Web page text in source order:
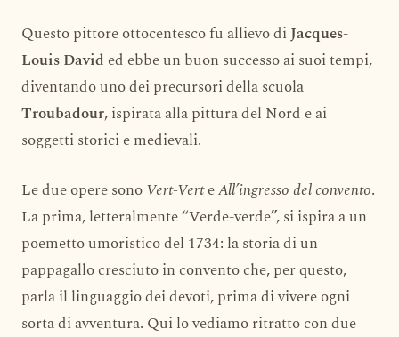
Questo pittore ottocentesco fu allievo diJacques-
Louis David ed ebbe un buon successo ai suoi tempi,
diventando uno dei precursori della scuola
Troubadour, ispirata alla pittura del Nord e ai
soggetti storici e medievali.
Le due opere sonoVert-VerteAll’ingresso del convento.
La prima, letteralmente “Verde-verde”, si ispira a un
poemetto umoristico del 1734: la storia di un
pappagallo cresciuto in convento che, per questo,
parla il linguaggio dei devoti, prima di vivere ogni
sorta di avventura. Qui lo vediamo ritratto con due